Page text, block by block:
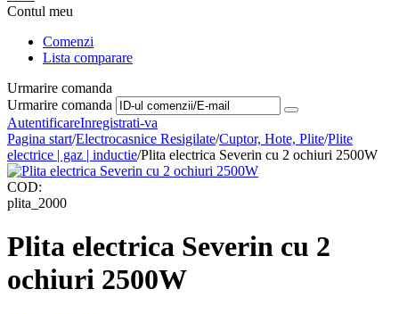
Contul meu
Comenzi
Lista comparare
Urmarire comanda
Urmarire comanda
AutentificareInregistrati-va
Pagina start/Electrocasnice Resigilate/Cuptor, Hote, Plite/Plite
electrice | gaz | inductie/Plita electrica Severin cu 2 ochiuri 2500W
COD:
plita_2000
Plita electrica Severin cu 2
ochiuri 2500W